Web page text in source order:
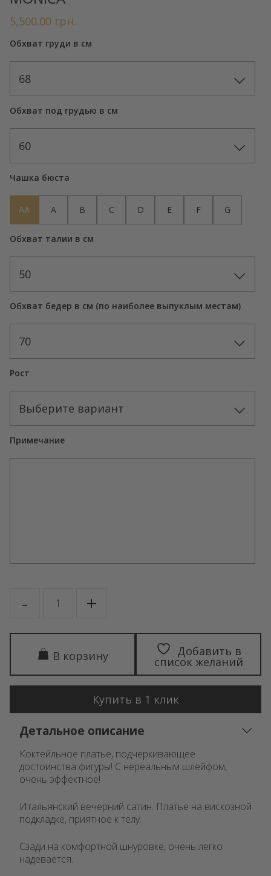
5,500.00 грн.
Обхват груди в см
68
Обхват под грудью в см
60
Чашка бюста
AA A B C D E F G
Обхват талии в см
50
Обхват бедер в см (по наиболее выпуклым местам)
70
Рост
Выберите вариант
Примечание
- товара +
В корзину Добавить в
список желаний
Купить в 1 клик
Детальное описание
Коктейльное платье, подчеркивающее
достоинства фигуры! С нереальным шлейфом,
очень эффектное!
Итальянский вечерний сатин. Платье на вискозной
подкладке, приятное к телу.
Сзади на комфортной шнуровке, очень легко
надевается.